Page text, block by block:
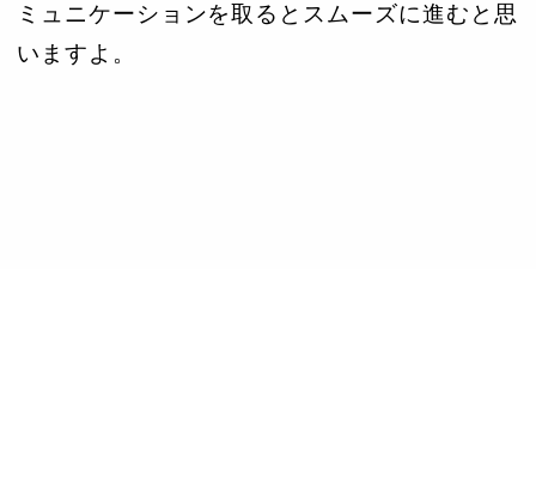
ミュニケーションを取るとスムーズに進むと思
いますよ。